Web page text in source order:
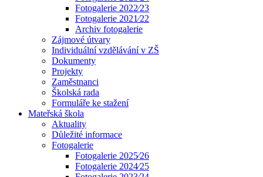
Fotogalerie 2022⁄23
Fotogalerie 2021⁄22
Archiv fotogalerie
Zájmové útvary
Individuální vzdělávání v ZŠ
Dokumenty
Projekty
Zaměstnanci
Školská rada
Formuláře ke stažení
Mateřská škola
Aktuality
Důležité informace
Fotogalerie
Fotogalerie 2025⁄26
Fotogalerie 2024⁄25